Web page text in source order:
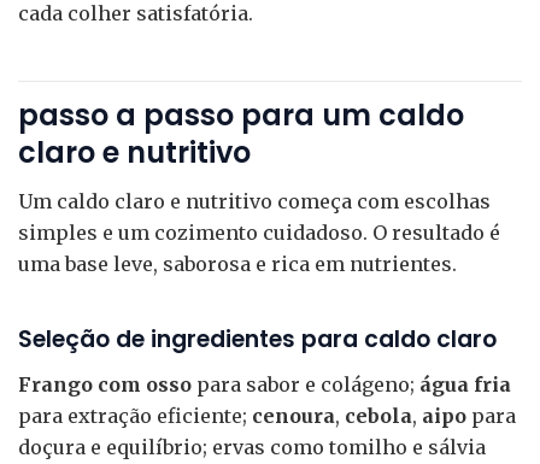
cada colher satisfatória.
passo a passo para um caldo
claro e nutritivo
Um caldo claro e nutritivo começa com escolhas
simples e um cozimento cuidadoso. O resultado é
uma base leve, saborosa e rica em nutrientes.
Seleção de ingredientes para caldo claro
Frango com osso para sabor e colágeno; água fria
para extração eficiente; cenoura, cebola, aipo para
doçura e equilíbrio; ervas como tomilho e sálvia